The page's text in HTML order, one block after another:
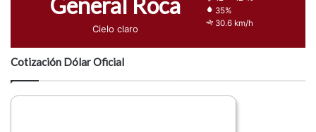
Cielo claro
35%
30.6 km/h
Cotización Dólar Oficial